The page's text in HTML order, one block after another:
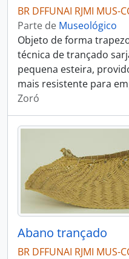
BR DFFUNAI RJMI MUS-
Parte de Museológico
Objeto de forma
técnica de trançado
pequena esteira,
mais resistente para
Zoró
Abano trançado
BR DFFUNAI RJMI MUS-